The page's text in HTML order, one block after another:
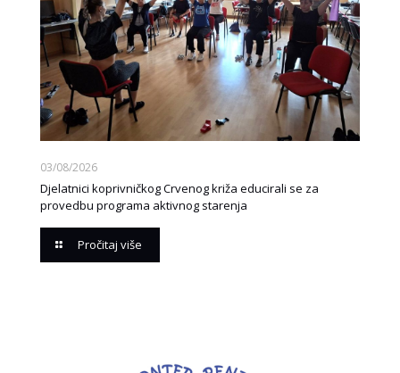
03/08/2026
Djelatnici koprivničkog Crvenog križa educirali se za
provedbu programa aktivnog starenja
Pročitaj više